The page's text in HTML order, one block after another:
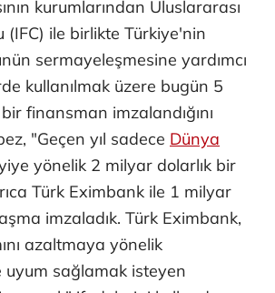
kurumlarından Uluslararası
(IFC) ile birlikte Türkiye'nin
sermayeleşmesine yardımcı
kullanılmak üzere bugün 5
finansman imzalandığını
"Geçen yıl sadece Dünya
yönelik 2 milyar dolarlık bir
Türk Eximbank ile 1 milyar
imzaladık. Türk Eximbank,
azaltmaya yönelik
uyum sağlamak isteyen